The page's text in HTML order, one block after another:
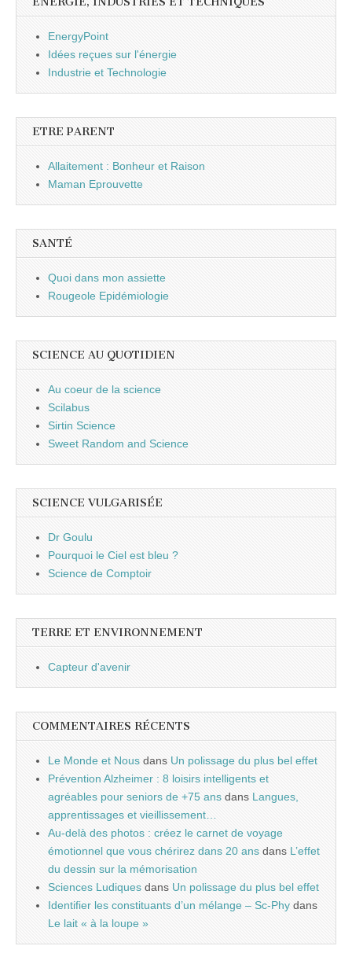
EnergyPoint
Idées reçues sur l'énergie
Industrie et Technologie
ETRE PARENT
Allaitement : Bonheur et Raison
Maman Eprouvette
SANTÉ
Quoi dans mon assiette
Rougeole Epidémiologie
SCIENCE AU QUOTIDIEN
Au coeur de la science
Scilabus
Sirtin Science
Sweet Random and Science
SCIENCE VULGARISÉE
Dr Goulu
Pourquoi le Ciel est bleu ?
Science de Comptoir
TERRE ET ENVIRONNEMENT
Capteur d'avenir
COMMENTAIRES RÉCENTS
Le Monde et Nous dans Un polissage du plus bel effet
Prévention Alzheimer : 8 loisirs intelligents et
agréables pour seniors de +75 ans dans Langues,
apprentissages et vieillissement…
Au-delà des photos : créez le carnet de voyage
émotionnel que vous chérirez dans 20 ans dans L’effet
du dessin sur la mémorisation
Sciences Ludiques dans Un polissage du plus bel effet
Identifier les constituants d’un mélange – Sc-Phy dans
Le lait « à la loupe »